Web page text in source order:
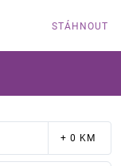
STÁHNOUT
+ 0 KM